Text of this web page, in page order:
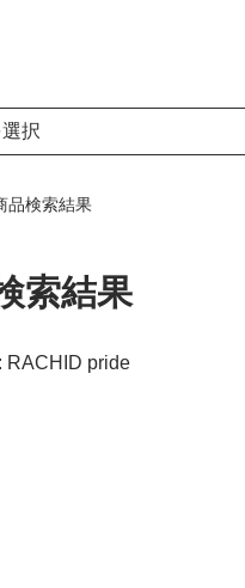
選択
品検索結果
索結果
RACHID pride